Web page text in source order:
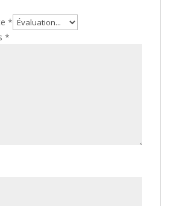
*
*